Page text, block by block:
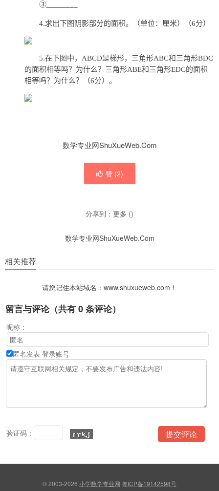
③________
4.求出下图阴影部分的面积。（单位：厘米）（6分）
5.在下图中，ABCD是梯形，三角形ABC和三角形BDC
的面积相等吗？为什么？三角形ABE和三角形EDC的面积
相等吗？为什么？（6分）。
数学专业网ShuXueWeb.Com
赞 (2)
分享到： 更多 ()
数学专业网ShuXueWeb.Com
相关推荐
请您记住本站域名：www.shuxueweb.com！
留言与评论（共有0条评论）
昵称：
匿名发表 登录账号
验证码：
© 2003-2026 小学数学专业网 粤ICP备19142598号